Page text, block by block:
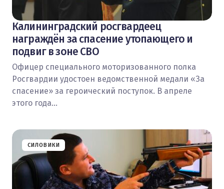
Калининградский росгвардеец
награждён за спасение утопающего и
подвиг в зоне СВО
Офицер специального моторизованного полка
Росгвардии удостоен ведомственной медали «За
спасение» за героический поступок. В апреле
этого года…
СИЛОВИКИ